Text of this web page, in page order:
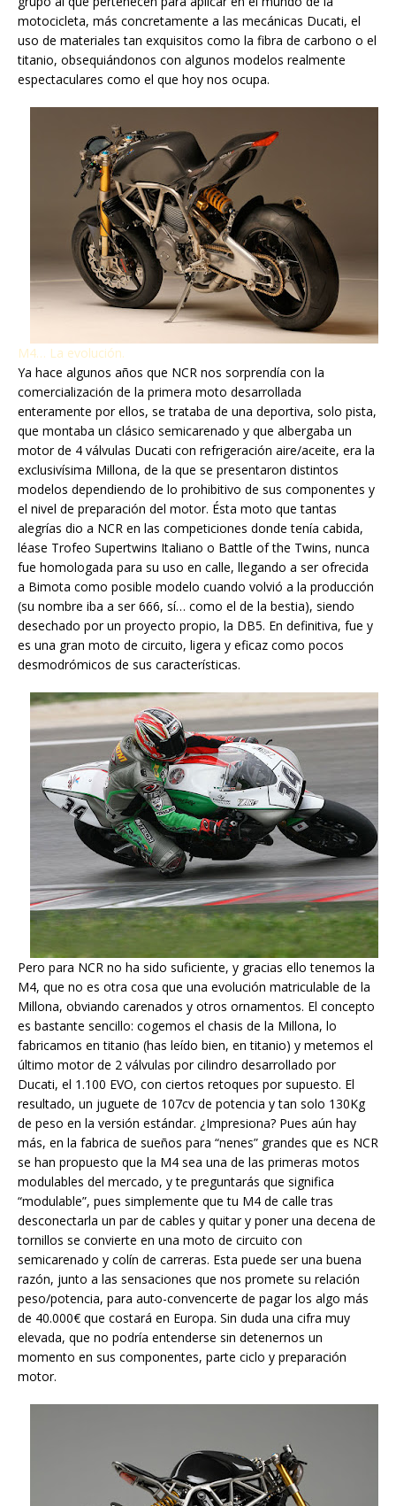
motocicleta, más concretamente a las mecánicas Ducati, el
uso de materiales tan exquisitos como la fibra de carbono o el
titanio, obsequiándonos con algunos modelos realmente
espectaculares como el que hoy nos ocupa.
M4… La evolución.
Ya hace algunos años que NCR nos sorprendía con la
comercialización de la primera moto desarrollada
enteramente por ellos, se trataba de una deportiva, solo pista,
que montaba un clásico semicarenado y que albergaba un
motor de 4 válvulas Ducati con refrigeración aire/aceite, era la
exclusivísima Millona, de la que se presentaron distintos
modelos dependiendo de lo prohibitivo de sus componentes y
el nivel de preparación del motor. Ésta moto que tantas
alegrías dio a NCR en las competiciones donde tenía cabida,
léase Trofeo Supertwins Italiano o Battle of the Twins, nunca
fue homologada para su uso en calle, llegando a ser ofrecida
a Bimota como posible modelo cuando volvió a la producción
(su nombre iba a ser 666, sí… como el de la bestia), siendo
desechado por un proyecto propio, la DB5. En definitiva, fue y
es una gran moto de circuito, ligera y eficaz como pocos
desmodrómicos de sus características.
Pero para NCR no ha sido suficiente, y gracias ello tenemos la
M4, que no es otra cosa que una evolución matriculable de la
Millona, obviando carenados y otros ornamentos. El concepto
es bastante sencillo: cogemos el chasis de la Millona, lo
fabricamos en titanio (has leído bien, en titanio) y metemos el
último motor de 2 válvulas por cilindro desarrollado por
Ducati, el 1.100 EVO, con ciertos retoques por supuesto. El
resultado, un juguete de 107cv de potencia y tan solo 130Kg
de peso en la versión estándar. ¿Impresiona? Pues aún hay
más, en la fabrica de sueños para “nenes” grandes que es NCR
se han propuesto que la M4 sea una de las primeras motos
modulables del mercado, y te preguntarás que significa
“modulable”, pues simplemente que tu M4 de calle tras
desconectarla un par de cables y quitar y poner una decena de
tornillos se convierte en una moto de circuito con
semicarenado y colín de carreras. Esta puede ser una buena
razón, junto a las sensaciones que nos promete su relación
peso/potencia, para auto-convencerte de pagar los algo más
de 40.000€ que costará en Europa. Sin duda una cifra muy
elevada, que no podría entenderse sin detenernos un
momento en sus componentes, parte ciclo y preparación
motor.